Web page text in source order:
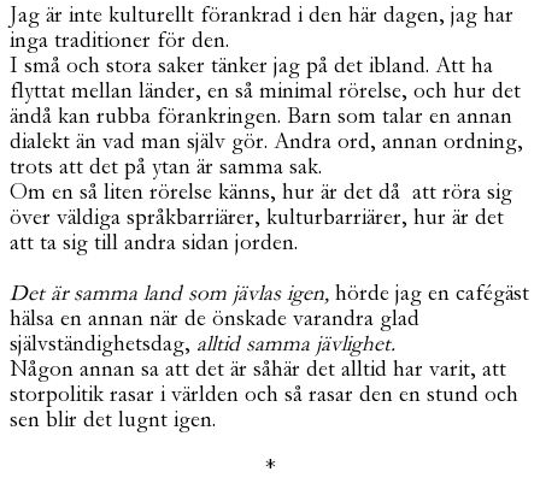
Jag är inte kulturellt förankrad i den här dagen, jag har
inga traditioner för den.
I små och stora saker tänker jag på det ibland. Att ha
flyttat mellan länder, en så minimal rörelse, och hur det
ändå kan rubba förankringen. Barn som talar en annan
dialekt än vad man själv gör. Andra ord, annan ordning,
trots att det på ytan är samma sak.
Om en så liten rörelse känns, hur är det då att röra sig
över väldiga språkbarriärer, kulturbarriärer, hur är det
att ta sig till andra sidan jorden.
Det är samma land som jävlas igen, hörde jag en cafégäst
hälsa en annan när de önskade varandra glad
självständighetsdag, alltid samma jävlighet.
Någon annan sa att det är såhär det alltid har varit, att
storpolitik rasar i världen och så rasar den en stund och
sen blir det lugnt igen.
*